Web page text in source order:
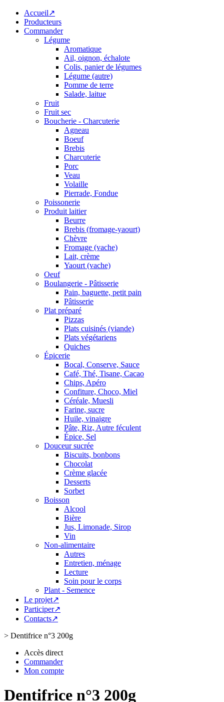
Accueil↗
Producteurs
Commander
Légume
Aromatique
Ail, oignon, échalote
Colis, panier de légumes
Légume (autre)
Pomme de terre
Salade, laitue
Fruit
Fruit sec
Boucherie - Charcuterie
Agneau
Boeuf
Brebis
Charcuterie
Porc
Veau
Volaille
Pierrade, Fondue
Poissonerie
Produit laitier
Beurre
Brebis (fromage-yaourt)
Chèvre
Fromage (vache)
Lait, crème
Yaourt (vache)
Oeuf
Boulangerie - Pâtisserie
Pain, baguette, petit pain
Pâtisserie
Plat préparé
Pizzas
Plats cuisinés (viande)
Plats végétariens
Quiches
Épicerie
Bocal, Conserve, Sauce
Café, Thé, Tisane, Cacao
Chips, Apéro
Confiture, Choco, Miel
Céréale, Muesli
Farine, sucre
Huile, vinaigre
Pâte, Riz, Autre féculent
Épice, Sel
Douceur sucrée
Biscuits, bonbons
Chocolat
Crème glacée
Desserts
Sorbet
Boisson
Alcool
Bière
Jus, Limonade, Sirop
Vin
Non-alimentaire
Autres
Entretien, ménage
Lecture
Soin pour le corps
Plant - Semence
Le projet↗
Participer↗
Contacts↗
> Dentifrice n°3 200g
Accès direct
Commander
Mon compte
Dentifrice n°3 200g